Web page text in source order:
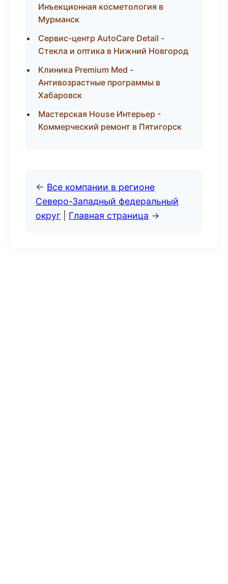
Инъекционная косметология в
Мурманск
Сервис-центр AutoCare Detail -
Стекла и оптика в Нижний Новгород
Клиника Premium Med -
Антивозрастные программы в
Хабаровск
Мастерская House Интерьер -
Коммерческий ремонт в Пятигорск
← Все компании в регионе
Северо-Западный федеральный
округ
Главная страница →